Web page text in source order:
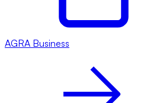
AGRA Business